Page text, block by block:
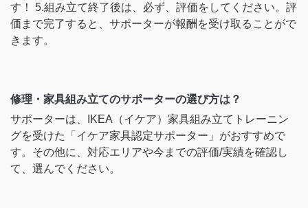
す！ 5.組み立て終了後は、必ず、評価をしてください。評
価まで完了すると、サポーターが報酬を受け取ることがで
きます。
修理・家具組み立てのサポーターの選び方は？
サポーターは、IKEA（イケア）家具組み立てトレーニン
グを受けた「イケア家具認定サポーター」がおすすめで
す。その他に、対応エリアや今までの評価/実績を確認し
て、選んでください。